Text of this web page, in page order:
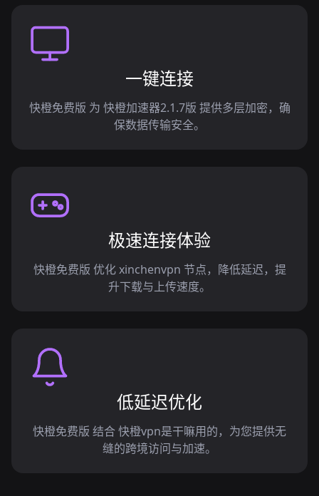
一键连接
快橙免费版 为 快橙加速器2.1.7版 提供多层加密，确
保数据传输安全。
极速连接体验
快橙免费版 优化 xinchenvpn 节点，降低延迟，提
升下载与上传速度。
低延迟优化
快橙免费版 结合 快橙vpn是干嘛用的，为您提供无
缝的跨境访问与加速。